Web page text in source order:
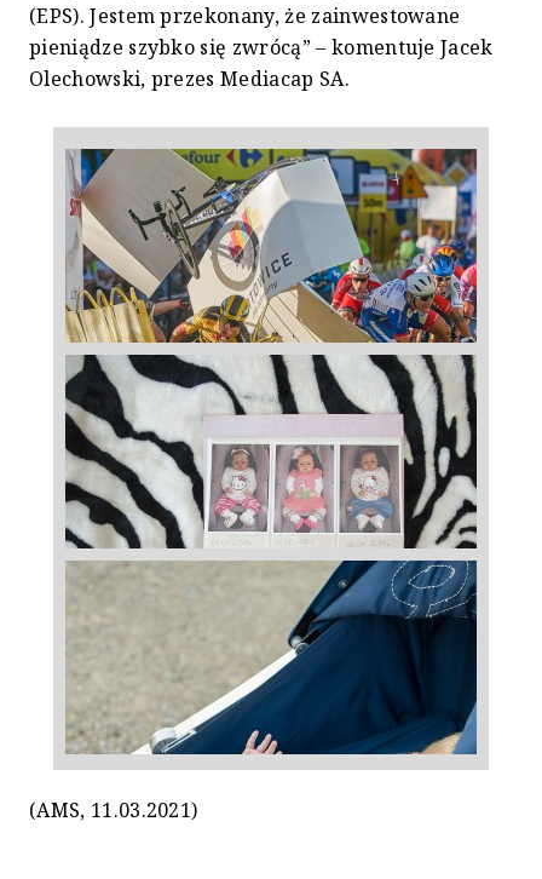
(EPS). Jestem przekonany, że zainwestowane
pieniądze szybko się zwrócą” – komentuje Jacek
Olechowski, prezes Mediacap SA.
(AMS, 11.03.2021)